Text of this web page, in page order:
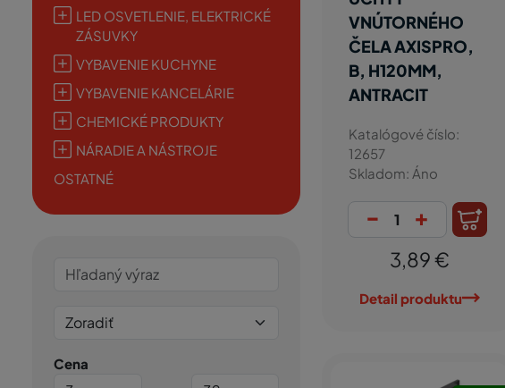
LED OSVETLENIE, ELEKTRICKÉ
ZÁSUVKY
VYBAVENIE KUCHYNE
VYBAVENIE KANCELÁRIE
CHEMICKÉ PRODUKTY
NÁRADIE A NÁSTROJE
OSTATNÉ
Cena
VNÚTORNÉHO
ČELA AXISPRO,
B, H120MM,
ANTRACIT
Katalógové číslo:
12657
Skladom: Áno
- +
3,89 €
Detail produktu